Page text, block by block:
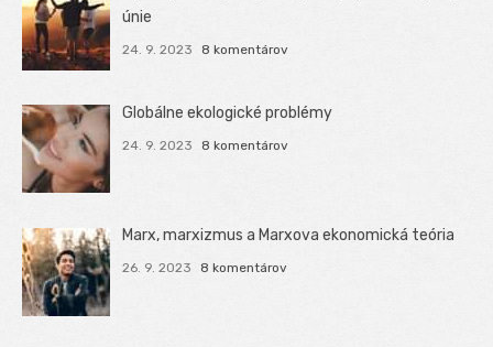
únie
24. 9. 2023 8 komentárov
Globálne ekologické problémy
24. 9. 2023 8 komentárov
Marx, marxizmus a Marxova ekonomická teória
26. 9. 2023 8 komentárov